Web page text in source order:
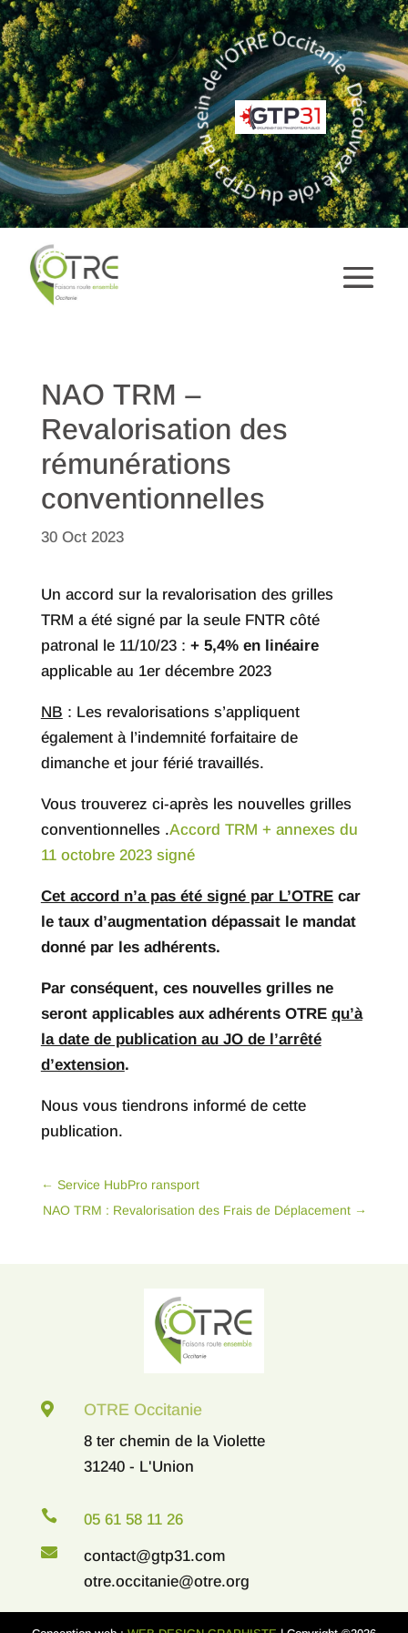
NAO TRM –
Revalorisation des
rémunérations
conventionnelles
30 Oct 2023
Un accord sur la revalorisation des grilles
TRM a été signé par la seule FNTR côté
patronal le 11/10/23 : + 5,4% en linéaire
applicable au 1er décembre 2023
NB : Les revalorisations s’appliquent
également à l’indemnité forfaitaire de
dimanche et jour férié travaillés.
Vous trouverez ci-après les nouvelles grilles
conventionnelles .Accord TRM + annexes du
11 octobre 2023 signé
Cet accord n’a pas été signé par L’OTREcar
le taux d’augmentation dépassait le mandat
donné par les adhérents.
Par conséquent, ces nouvelles grilles ne
seront applicables aux adhérents OTRE qu’à
la date de publication au JO de l’arrêté
d’extension.
Nous vous tiendrons informé de cette
publication.
← Service HubPro ransport
NAO TRM : Revalorisation des Frais de Déplacement →
 OTRE Occitanie
8 ter chemin de la Violette
31240 - L'Union
 05 61 58 11 26

contact@gtp31.com
otre.occitanie@otre.org